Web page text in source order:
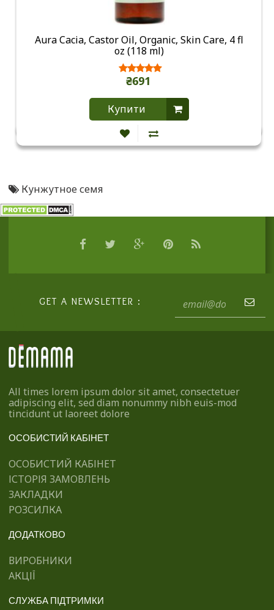
Aura Cacia, Castor Oil, Organic, Skin Care, 4 fl
oz (118 ml)
₴691
Купити
Кунжутное семя
GET A NEWSLETTER :
All times lorem ipsum dolor sit amet, consectetuer
adipiscing elit, sed diam nonummy nibh euis-mod
tincidunt ut laoreet dolore
ОСОБИСТИЙ КАБІНЕТ
ОСОБИСТИЙ КАБІНЕТ
ІСТОРІЯ ЗАМОВЛЕНЬ
ЗАКЛАДКИ
РОЗСИЛКА
ДОДАТКОВО
ВИРОБНИКИ
АКЦІЇ
СЛУЖБА ПІДТРИМКИ